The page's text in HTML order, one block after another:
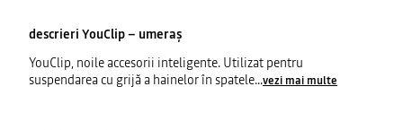
descrieri YouClip – umeraş
YouClip, noile accesorii inteligente. Utilizat pentru
suspendarea cu grijă a hainelor în spatele...vezi mai multe